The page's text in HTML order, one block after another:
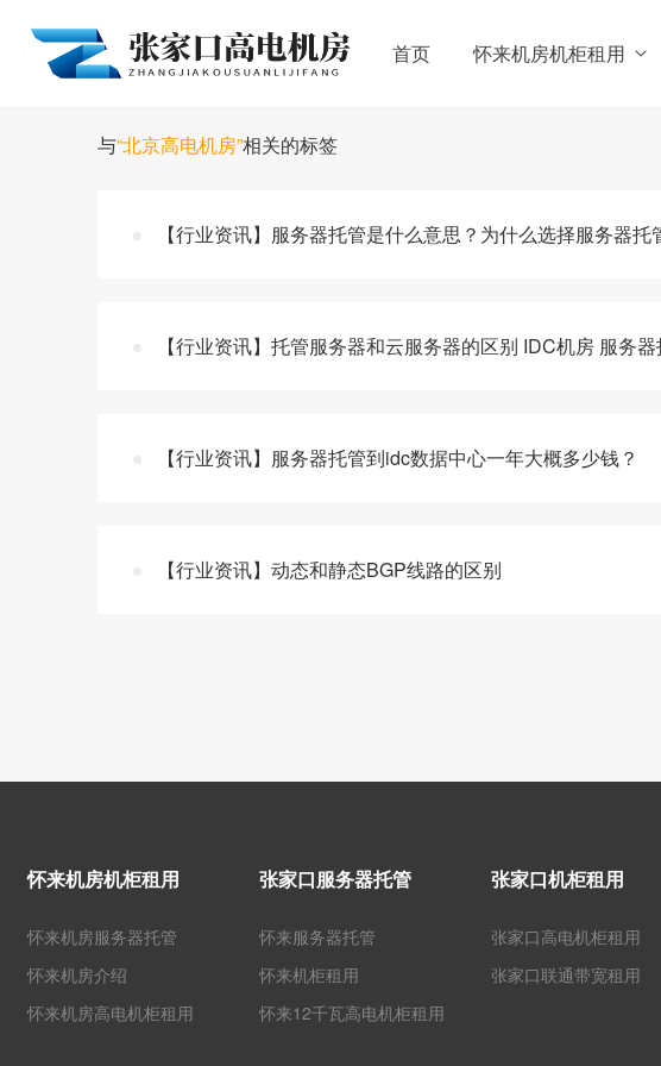
首页 怀来机房机柜租用
与“北京高电机房”相关的标签
【行业资讯】服务器托管是什么意思？为什么选择服务器
【行业资讯】托管服务器和云服务器的区别 IDC机房 服务
【行业资讯】服务器托管到idc数据中心一年大概多少钱？
【行业资讯】动态和静态BGP线路的区别
怀来机房机柜租用
怀来机房服务器托管
怀来机房介绍
怀来机房高电机柜租用
张家口服务器托管
怀来服务器托管
怀来机柜租用
怀来12千瓦高电机柜租用
张家口机柜租用
张家口高电机柜租用
张家口联通带宽租用